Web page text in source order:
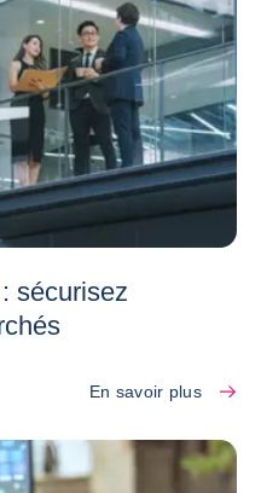
sécurisez
En savoir plus